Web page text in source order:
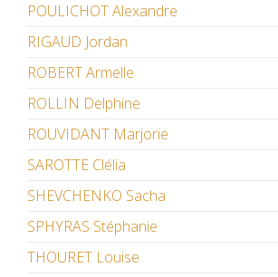
POULICHOT Alexandre
RIGAUD Jordan
ROBERT Armelle
ROLLIN Delphine
ROUVIDANT Marjorie
SAROTTE Clélia
SHEVCHENKO Sacha
SPHYRAS Stéphanie
THOURET Louise